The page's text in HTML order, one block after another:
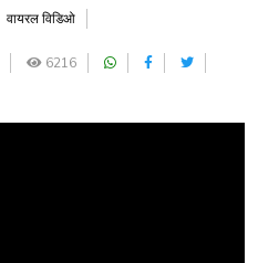
वायरल विडिओ
6216